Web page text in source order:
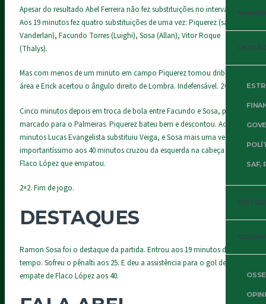
SAF,
Apesar do resultado Abel Ferreira não fez substituições no intervalo.
Aos 19 minutos fez quatro substituições de uma vez: Piquerez (saiu
Vanderlan), Facundo Torres (Luighi), Sosa (Allan), Vitor Roque
(Thalys).
Mas com menos de um minuto em campo Piquerez tomou drible na
área e Erick acertou o ângulo direito de Lombra. Indefensável. 2×0.
Cinco minutos depois em troca de bola entre Facundo e Sosa, pênalti
marcado para o Palmeiras. Piquerez bateu bem e descontou. Aos 35
minutos Lucas Evangelista substituiu Veiga, e Sosa mais uma vez
importantíssimo aos 40 minutos cruzou da esquerda na cabeça de
Flaco López que empatou.
2×2. Fim de jogo.
DESTAQUES
Ramon Sosa foi o destaque da partida. Entrou aos 19 minutos do 2o
tempo. Sofreu o pênalti aos 25. E deu a assistência para o gol de
empate de Flaco López aos 40.